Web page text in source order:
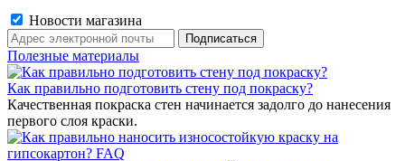
Новости магазина
Полезные материалы
Как правильно подготовить стену под покраску?
Качественная покраска стен начинается задолго до нанесения
первого слоя краски.